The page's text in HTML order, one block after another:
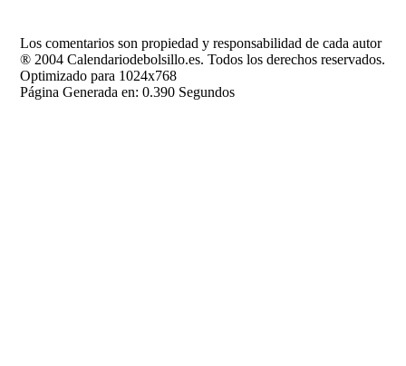
Los comentarios son propiedad y responsabilidad de cada autor
® 2004 Calendariodebolsillo.es. Todos los derechos reservados.
Optimizado para 1024x768
Página Generada en: 0.390 Segundos